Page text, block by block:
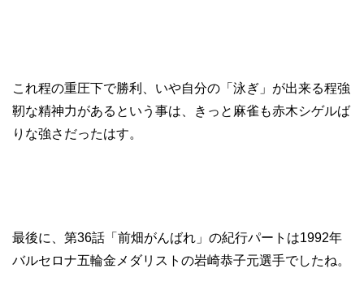
これ程の重圧下で勝利、いや自分の「泳ぎ」が出来る程強
靭な精神力があるという事は、きっと麻雀も赤木シゲルば
りな強さだったはす。
最後に、第36話「前畑がんばれ」の紀行パートは1992年
バルセロナ五輪金メダリストの岩崎恭子元選手でしたね。